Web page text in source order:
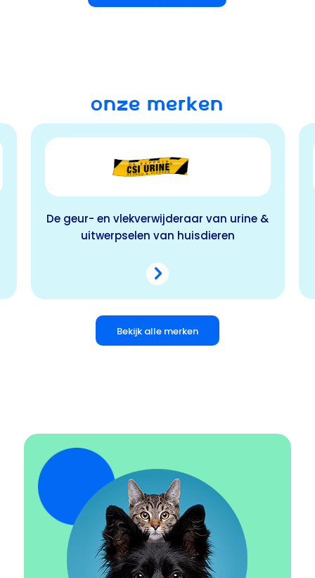
ONZE MERKEN
Pipetten tegen vlooien, geschikt voor
honden, katten en konijnen
Bekijk alle merken